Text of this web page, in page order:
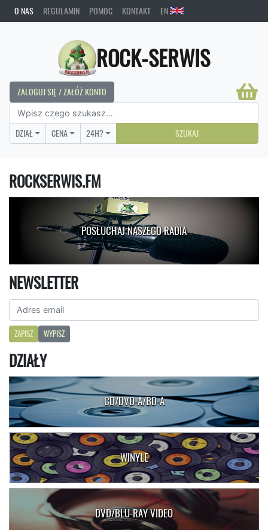
O NAS REGULAMIN POMOC KONTAKT EN
ROCK-SERWIS
ZALOGUJ SIĘ / ZAŁÓŻ KONTO
DZIAŁ CENA 24H? SZUKAJ
ROCKSERWIS.FM
POSŁUCHAJ NASZEGO RADIA
NEWSLETTER
ZAPISZ WYPISZ
DZIAŁY
CD/DVD-A/BD-A
WINYLE
DVD/BLU-RAY VIDEO